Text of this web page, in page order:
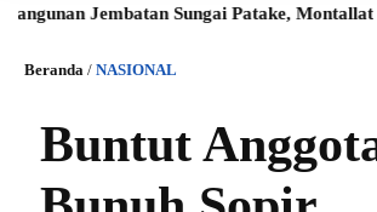
Jembatan Sungai Patake, Montallat
Beranda / NASIONAL
Buntut